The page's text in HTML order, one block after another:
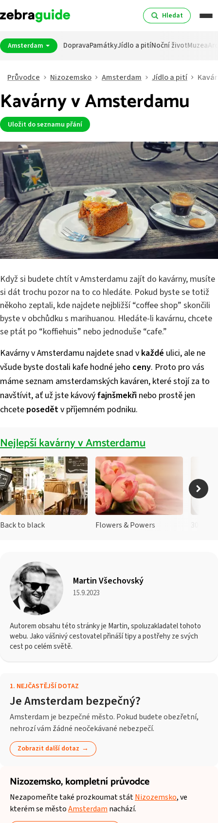
Hledat
Amsterdam DopravaPamátkyJídlo a pitíNoční životMuzea
Průvodce Nizozemsko Amsterdam Jídlo a pití
Kavárny v Amsterdamu
Uložit do seznamu přání
Když si budete chtít v Amsterdamu zajít do kavárny, musíte
si dát trochu pozor na to co hledáte. Pokud byste se totiž
někoho zeptali, kde najdete nejbližší “coffee shop” skončili
byste v obchůdku s marihuanou. Hledáte-li kavárnu, chcete
se ptát po “koffiehuis” nebo jednoduše “cafe.”
Kavárny v Amsterdamu najdete snad v každé ulici, ale ne
všude byste dostali kafe hodné jeho ceny. Proto pro vás
máme seznam amsterdamských kaváren, které stojí za to
navštívit, ať už jste kávovýfajnšmekři nebo prostě jen
chcete posedětv příjemném podniku.
Nejlepší kavárny v Amsterdamu
Back to black Flowers & Powers 30ml
Martin Všechovský
15.9.2023
Autorem obsahu této stránky je Martin, spoluzakladatel tohoto
webu. Jako vášnivý cestovatel přináší tipy a postřehy ze svých
cest po celém světě.
1. NEJČASTĚJŠÍ DOTAZ
Je Amsterdam bezpečný?
Amsterdam je bezpečné město. Pokud budete obezřetní,
nehrozí vám žádné neočekávané nebezpečí.
Zobrazit další dotaz
Nizozemsko,kompletní průvodce
Nezapomeňte také prozkoumat státNizozemsko, ve
kterém se městoAmsterdam nachází.